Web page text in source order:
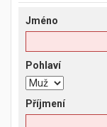
Jméno
Pohlaví
Příjmení